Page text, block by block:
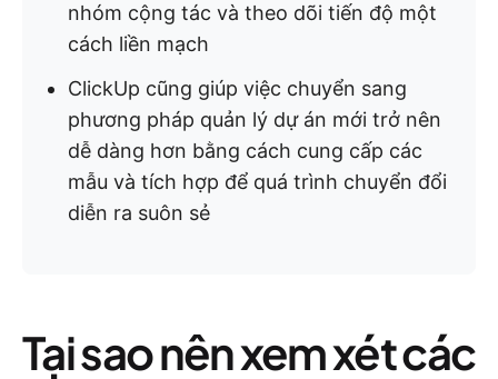
nhóm cộng tác và theo dõi tiến độ một
cách liền mạch
ClickUp cũng giúp việc chuyển sang
phương pháp quản lý dự án mới trở nên
dễ dàng hơn bằng cách cung cấp các
mẫu và tích hợp để quá trình chuyển đổi
diễn ra suôn sẻ
Tại sao nên xem xét các